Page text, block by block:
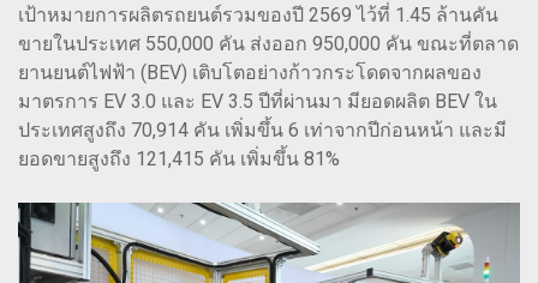
เป้าหมายการผลิตรถยนต์รวมของปี 2569 ไว้ที่ 1.45 ล้านคัน
ขายในประเทศ 550,000 คัน ส่งออก 950,000 คัน ขณะที่ตลาด
ยานยนต์ไฟฟ้า (BEV) เติบโตอย่างก้าวกระโดดจากผลของ
มาตรการ EV 3.0 และ EV 3.5 ปีที่ผ่านมา มียอดผลิต BEV ใน
ประเทศสูงถึง 70,914 คัน เพิ่มขึ้น 6 เท่าจากปีก่อนหน้า และมี
ยอดขายสูงถึง 121,415 คัน เพิ่มขึ้น 81%